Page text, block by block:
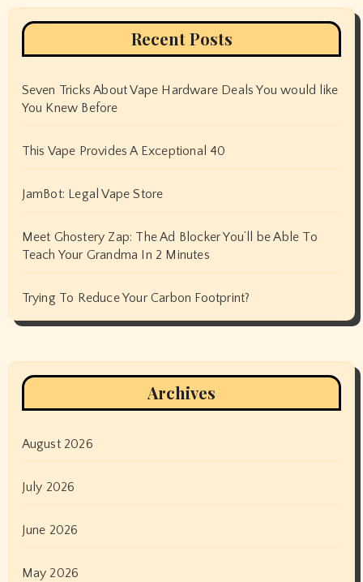
Recent Posts
Seven Tricks About Vape Hardware Deals You would like
You Knew Before
This Vape Provides A Exceptional 40
JamBot: Legal Vape Store
Meet Ghostery Zap: The Ad Blocker You’ll be Able To
Teach Your Grandma In 2 Minutes
Trying To Reduce Your Carbon Footprint?
Archives
August 2026
July 2026
June 2026
May 2026